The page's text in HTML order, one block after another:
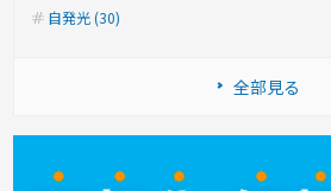
自発光 (30)
全部見る